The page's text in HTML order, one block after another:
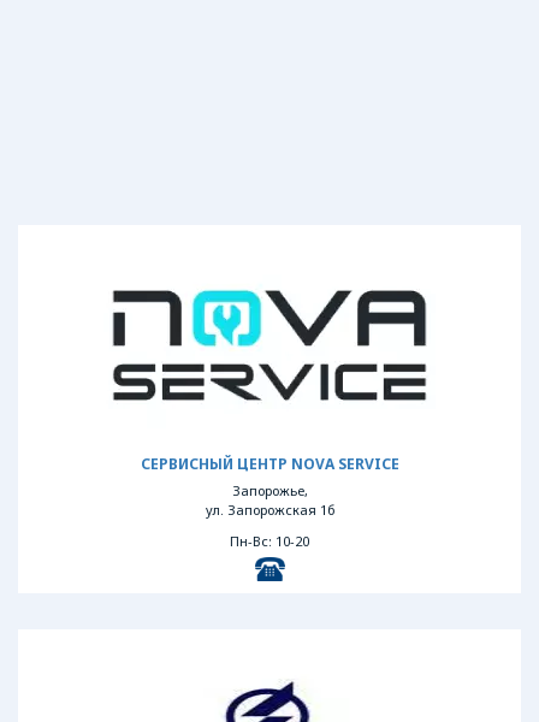
СЕРВИСНЫЙ ЦЕНТР NOVA SERVICE
Запорожье,
ул. Запорожская 1б
Пн-Вс: 10-20